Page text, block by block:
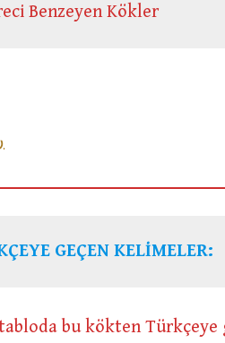
Benzeyen Kökler
GEÇEN KELİMELER:
bu kökten